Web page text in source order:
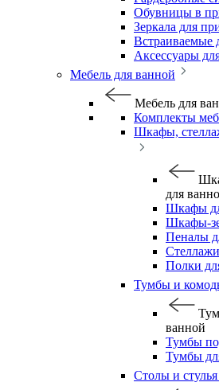
Обувницы в
Зеркала для
Встраиваемые
Аксессуары
Мебель для ванной
Мебель для
Комплекты
Шкафы,
для
Шкафы
Шкафы-
Пеналы
Полки
Тумбы и
ванной
Тумбы
Тумбы
Столы и